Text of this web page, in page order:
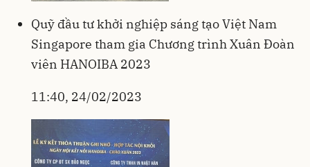
Quỹ đầu tư khởi nghiệp sáng tạo Việt Nam
Singapore tham gia Chương trình Xuân Đoàn
viên HANOIBA 2023
11:40, 24/02/2023